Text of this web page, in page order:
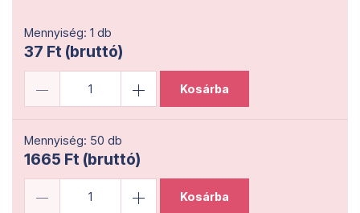
Mennyiség: 1 db
37 Ft (bruttó)
Kosárba
Mennyiség: 50 db
1665 Ft (bruttó)
Kosárba